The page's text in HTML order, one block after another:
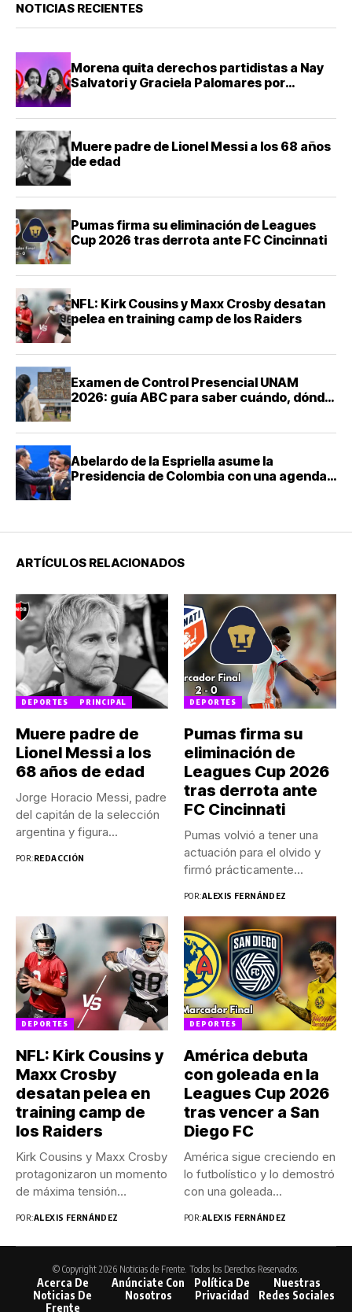
NOTICIAS RECIENTES
Morena quita derechos partidistas a Nay
Salvatori y Graciela Palomares por
Muere padre de Lionel Messi a los 68 años
de edad
Pumas firma su eliminación de Leagues
Cup 2026 tras derrota ante FC Cincinnati
NFL: Kirk Cousins y Maxx Crosby desatan
pelea en training camp de los Raiders
Examen de Control Presencial UNAM
2026: guía ABC para saber cuándo, dónde
Abelardo de la Espriella asume la
Presidencia de Colombia con una agenda
ARTÍCULOS RELACIONADOS
DEPORTES PRINCIPAL
Muere padre de
Lionel Messi a los
68 años de edad
Jorge Horacio Messi, padre
del capitán de la selección
argentina y figura...
POR:REDACCIÓN
DEPORTES
Pumas firma su
eliminación de
Leagues Cup 2026
tras derrota ante
FC Cincinnati
Pumas volvió a tener una
actuación para el olvido y
firmó prácticamente...
POR:ALEXIS FERNÁNDEZ
DEPORTES
NFL: Kirk Cousins y
Maxx Crosby
desatan pelea en
training camp de
los Raiders
Kirk Cousins y Maxx Crosby
protagonizaron un momento
de máxima tensión
POR:ALEXIS FERNÁNDEZ
DEPORTES
América debuta
con goleada en la
Leagues Cup 2026
tras vencer a San
Diego FC
América sigue creciendo en
lo futbolístico y lo demostró
con una goleada...
POR:ALEXIS FERNÁNDEZ
© Copyright 2026 Noticias de Frente. Todos los Derechos Reservados.
Acerca De
Noticias De
Frente
Anúnciate Con
Nosotros
Política De
Privacidad
Nuestras
Redes Sociales